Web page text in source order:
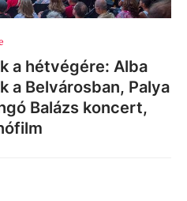
a hétvégére: Alba
a Belvárosban, Palya
Balázs koncert,